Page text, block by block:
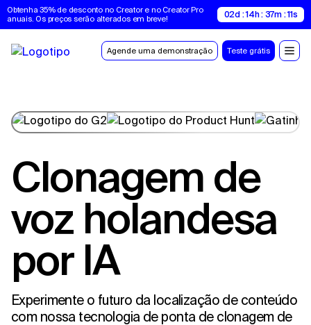
Obtenha 35% de desconto no Creator e no Creator Pro
anuais. Os preços serão alterados em breve!
02d : 14h : 37m : 10s
Agende uma demonstração Teste grátis
Clonagem de
voz holandesa
por IA
Experimente o futuro da localização de conteúdo
com nossa tecnologia de ponta de clonagem de